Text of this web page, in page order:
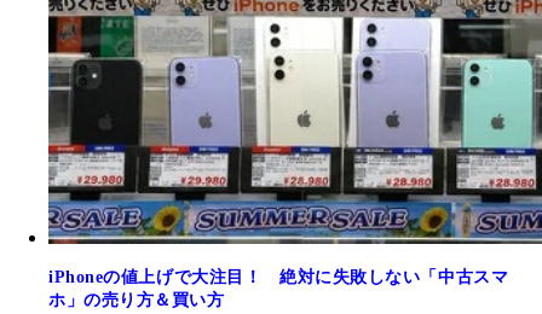
iPhoneの値上げで大注目！ 絶対に失敗しない「中古スマ
ホ」の売り方＆買い方